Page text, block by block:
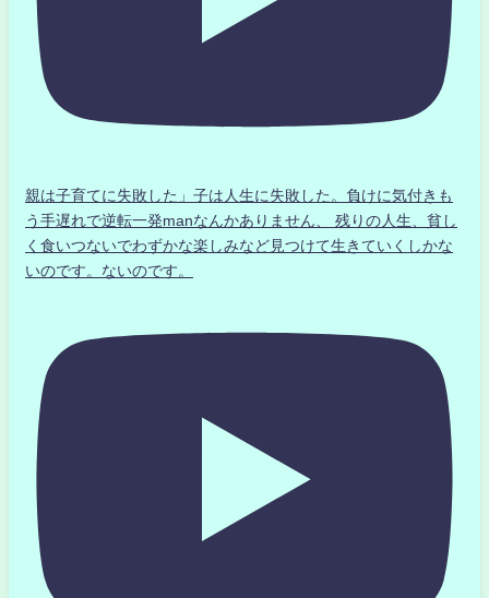
親は子育てに失敗した」子は人生に失敗した。負けに気付きも
う手遅れで逆転一発manなんかありません、 残りの人生、貧し
く食いつないでわずかな楽しみなど見つけて生きていくしかな
いのです。ないのです。